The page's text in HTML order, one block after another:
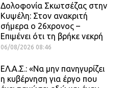
Δολοφονία Σκωτσέζας στην
Κυψέλη: Στον ανακριτή
σήμερα ο 26χρονος –
Επιμένει ότι τη βρήκε νεκρή
06/08/2026 08:46
ΕΛ.Α.Σ.: «Να μην πανηγυρίζει
η κυβέρνηση για έργο που